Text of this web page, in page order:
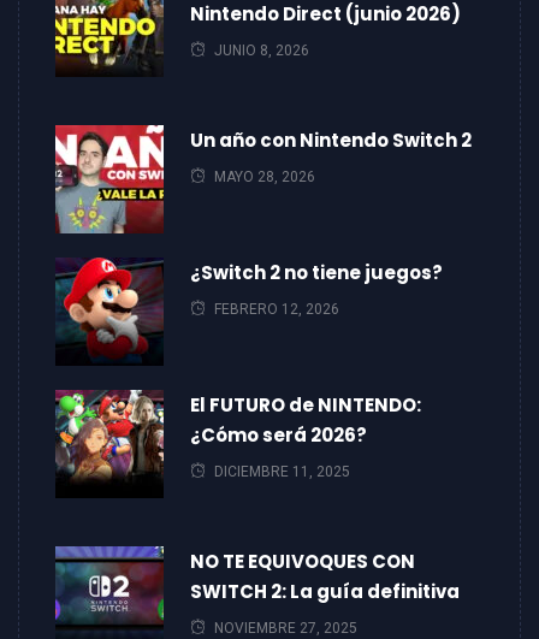
Nintendo Direct (junio 2026)
JUNIO 8, 2026
Un año con Nintendo Switch 2
MAYO 28, 2026
¿Switch 2 no tiene juegos?
FEBRERO 12, 2026
El FUTURO de NINTENDO:
¿Cómo será 2026?
DICIEMBRE 11, 2025
NO TE EQUIVOQUES CON
SWITCH 2: La guía definitiva
NOVIEMBRE 27, 2025